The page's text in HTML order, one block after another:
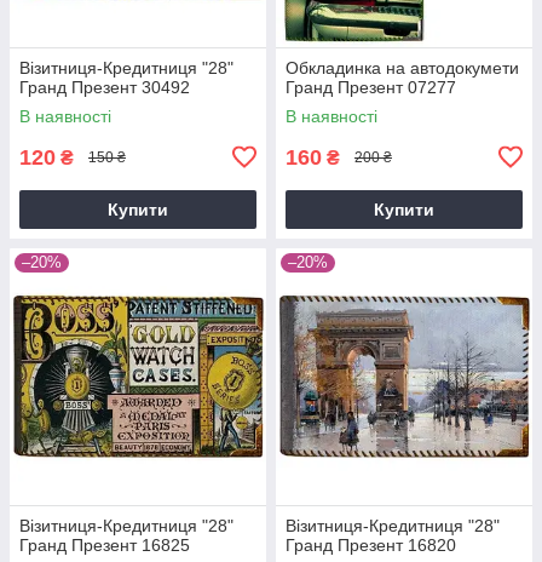
Візитниця-Кредитниця "28"
Гранд Презент 30492
В наявності
120 ₴ 150 ₴
Купити
Обкладинка на автодокумети
Гранд Презент 07277
В наявності
160 ₴ 200 ₴
Купити
–20%
Візитниця-Кредитниця "28"
Гранд Презент 16825
–20%
Візитниця-Кредитниця "28"
Гранд Презент 16820